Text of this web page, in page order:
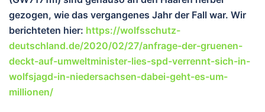
gezogen, wie das vergangenes Jahr der Fall war. Wir
berichteten hier: https://wolfsschutz-
deutschland.de/2020/02/27/anfrage-der-gruenen-
deckt-auf-umweltminister-lies-spd-verrennt-sich-in-
wolfsjagd-in-niedersachsen-dabei-geht-es-um-
millionen/